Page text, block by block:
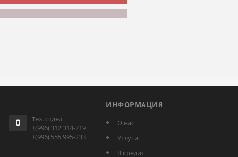
Тех. отдел
+(996) 312 314-719
+(996) 555 995-233
ИНФОРМАЦИЯ
О нас
Услуги
В кредит